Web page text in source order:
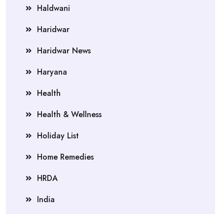
Haldwani
Haridwar
Haridwar News
Haryana
Health
Health & Wellness
Holiday List
Home Remedies
HRDA
India